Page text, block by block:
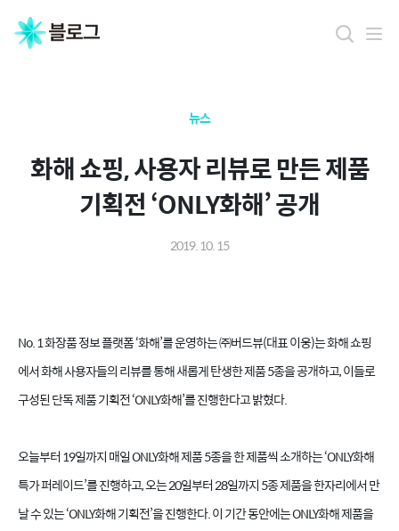
뉴스
화해 쇼핑, 사용자 리뷰로 만든 제품
기획전 ‘ONLY화해’ 공개
2019. 10. 15
No. 1 화장품 정보 플랫폼 ‘화해’를 운영하는 ㈜버드뷰(대표 이웅)는 화해 쇼핑
에서 화해 사용자들의 리뷰를 통해 새롭게 탄생한 제품 5종을 공개하고, 이들로
구성된 단독 제품 기획전 ‘ONLY화해’를 진행한다고 밝혔다.
오늘부터 19일까지 매일 ONLY화해 제품 5종을 한 제품씩 소개하는 ‘ONLY화해
특가 퍼레이드’를 진행하고, 오는 20일부터 28일까지 5종 제품을 한자리에서 만
날 수 있는 ‘ONLY화해 기획전’을 진행한다. 이 기간 동안에는 ONLY화해 제품을